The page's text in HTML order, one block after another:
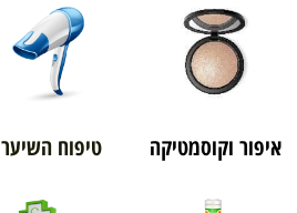
איפור וקוסמטיקה טיפוח השיער